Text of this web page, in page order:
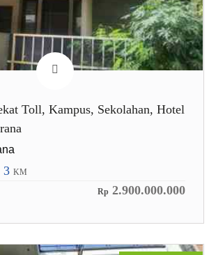
Toll, Kampus, Sekolahan, Hotel
3 KM
Rp 2.900.000.000